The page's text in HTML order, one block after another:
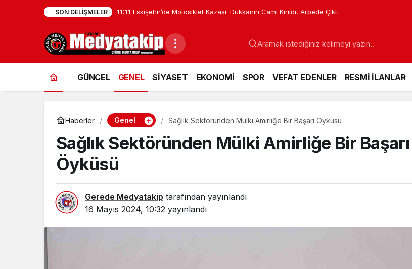
SON GELIŞMELER 11:11 Eskişehir’de Motosiklet Kazası: Dükkanın Camı Kırıldı, Arbede Çıktı
GÜNCEL GENEL SİYASET EKONOMİ SPOR VEFAT EDENLER RESMİ İLANLAR
Haberler Genel Sağlık Sektöründen Mülki Amirliğe Bir Başarı Öyküsü
Sağlık Sektöründen Mülki Amirliğe Bir Başarı
Öyküsü
Gerede Medyatakip tarafından yayınlandı
16 Mayıs 2024, 10:32 yayınlandı